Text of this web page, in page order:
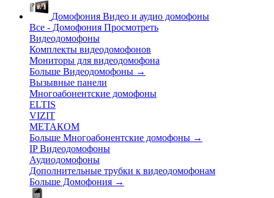
Домофония Видео и аудио домофоны
Все - Домофония Просмотреть
Видеодомофоны
Комплекты видеодомофонов
Мониторы для видеодомофона
Больше Видеодомофоны →
Вызывные панели
Многоабонентские домофоны
ELTIS
VIZIT
МЕТАКОМ
Больше Многоабонентские домофоны →
IP Видеодомофоны
Аудиодомофоны
Дополнительные трубки к видеодомофонам
Больше Домофония →